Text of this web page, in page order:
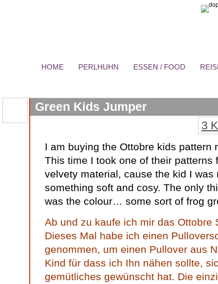
HOME PERLHUHN ESSEN / FOOD
Green Kids Jumper
3
I am buying the Ottobre kids pattern
This time I took one of their patterns
velvety material, cause the kid I was
something soft and cosy. The only
was the colour… some sort of frog
Ab und zu kaufe ich mir das Ottobre
Dieses Mal habe ich einen
genommen, um einen Pullover aus
Kind für dass ich Ihn nähen sollte,
gemütliches gewünscht hat. Die